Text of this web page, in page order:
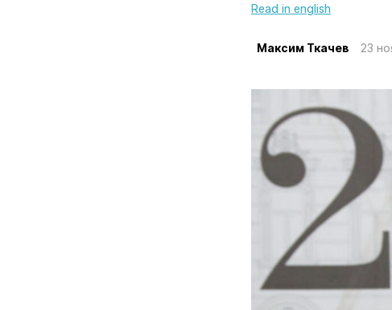
Read in english
Максим Ткачев 23